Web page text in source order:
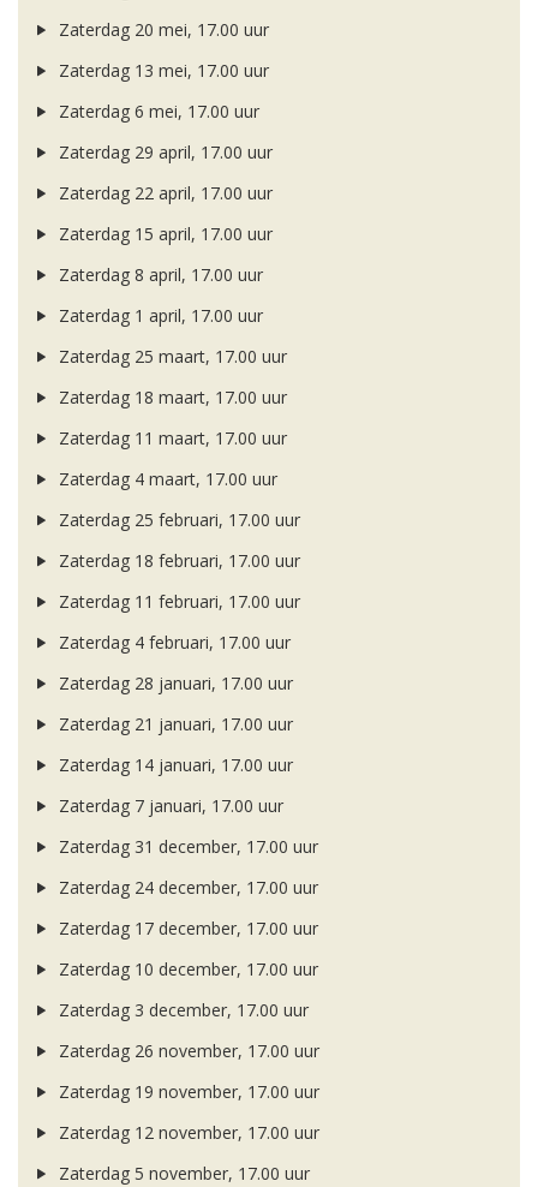
Zaterdag 20 mei, 17.00 uur
Zaterdag 13 mei, 17.00 uur
Zaterdag 6 mei, 17.00 uur
Zaterdag 29 april, 17.00 uur
Zaterdag 22 april, 17.00 uur
Zaterdag 15 april, 17.00 uur
Zaterdag 8 april, 17.00 uur
Zaterdag 1 april, 17.00 uur
Zaterdag 25 maart, 17.00 uur
Zaterdag 18 maart, 17.00 uur
Zaterdag 11 maart, 17.00 uur
Zaterdag 4 maart, 17.00 uur
Zaterdag 25 februari, 17.00 uur
Zaterdag 18 februari, 17.00 uur
Zaterdag 11 februari, 17.00 uur
Zaterdag 4 februari, 17.00 uur
Zaterdag 28 januari, 17.00 uur
Zaterdag 21 januari, 17.00 uur
Zaterdag 14 januari, 17.00 uur
Zaterdag 7 januari, 17.00 uur
Zaterdag 31 december, 17.00 uur
Zaterdag 24 december, 17.00 uur
Zaterdag 17 december, 17.00 uur
Zaterdag 10 december, 17.00 uur
Zaterdag 3 december, 17.00 uur
Zaterdag 26 november, 17.00 uur
Zaterdag 19 november, 17.00 uur
Zaterdag 12 november, 17.00 uur
Zaterdag 5 november, 17.00 uur